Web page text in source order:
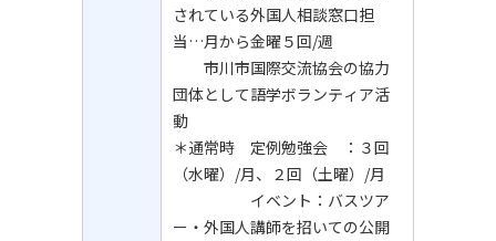
されている外国人相談窓口担
当…月から金曜５回/週
市川市国際交流協会の協力
団体として語学ボランティア活
動
＊通常時 定例勉強会 ：３回
（水曜）/月、２回（土曜）/月
イベント：バスツア
ー・外国人講師を招いての公開